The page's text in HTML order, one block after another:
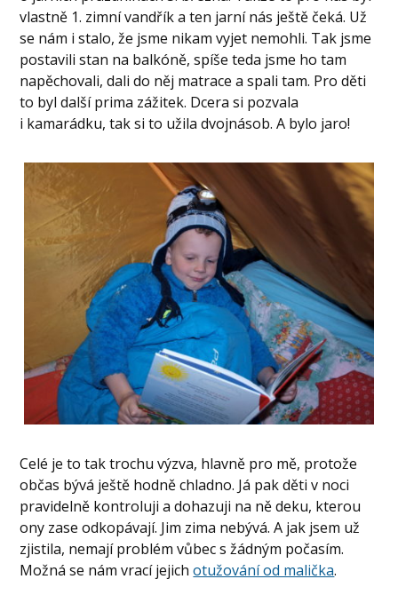
vlastně 1. zimní vandřík a ten jarní nás ještě čeká. Už
se nám i stalo, že jsme nikam vyjet nemohli. Tak jsme
postavili stan na balkóně, spíše teda jsme ho tam
napěchovali, dali do něj matrace a spali tam. Pro děti
to byl další prima zážitek. Dcera si pozvala
i kamarádku, tak si to užila dvojnásob. A bylo jaro!
Celé je to tak trochu výzva, hlavně pro mě, protože
občas bývá ještě hodně chladno. Já pak děti v noci
pravidelně kontroluji a dohazuji na ně deku, kterou
ony zase odkopávají. Jim zima nebývá. A jak jsem už
zjistila, nemají problém vůbec s žádným počasím.
Možná se nám vrací jejichotužování od malička.